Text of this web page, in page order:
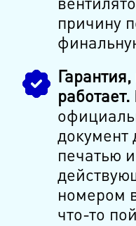
причину
работает.
документ
печатью
номером
что-то